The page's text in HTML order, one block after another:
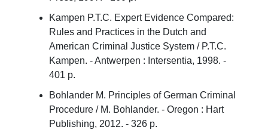
Kampen P.T.C. Expert Evidence Compared:
Rules and Practices in the Dutch and
American Criminal Justice System / P.T.C.
Kampen. - Antwerpen : Intersentia, 1998. -
401 p.
Bohlander M. Principles of German Criminal
Procedure / M. Bohlander. - Oregon : Hart
Publishing, 2012. - 326 p.